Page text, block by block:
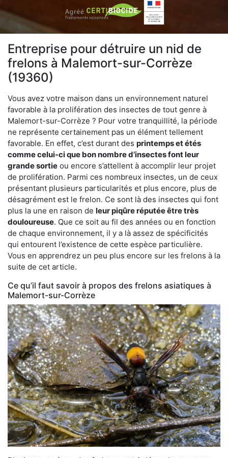
Entreprise pour détruire un nid de
frelons à Malemort-sur-Corrèze
(19360)
Vous avez votre maison dans un environnement naturel
favorable à la prolifération des insectes de tout genre à
Malemort-sur-Corrèze ? Pour votre tranquillité, la période
ne représente certainement pas un élément tellement
favorable. En effet, c’est durant des printemps et étés
comme celui-ci que bon nombre d’insectes font leur
grande sortie ou encore s’attellent à accomplir leur projet
de prolifération. Parmi ces nombreux insectes, un de ceux
présentant plusieurs particularités et plus encore, plus de
désagrément est le frelon. Ce sont là des insectes qui font
plus la une en raison de leur piqûre réputée être très
douloureuse. Que ce soit au fil des années ou en fonction
de chaque environnement, il y a là assez de spécificités
qui entourent l’existence de cette espèce particulière.
Vous en apprendrez un peu plus encore sur les frelons à la
suite de cet article.
Ce qu’il faut savoir à propos des frelons asiatiques à
Malemort-sur-Corrèze